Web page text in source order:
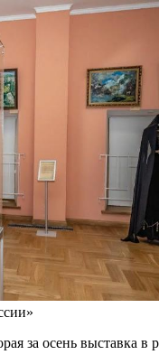
за осень выставка